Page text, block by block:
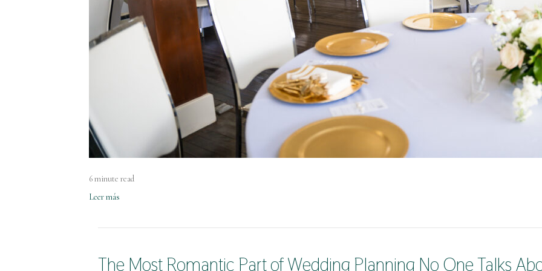
6 minute read
Leer más
The Most Romantic Part of Wedding Planning No One Talks